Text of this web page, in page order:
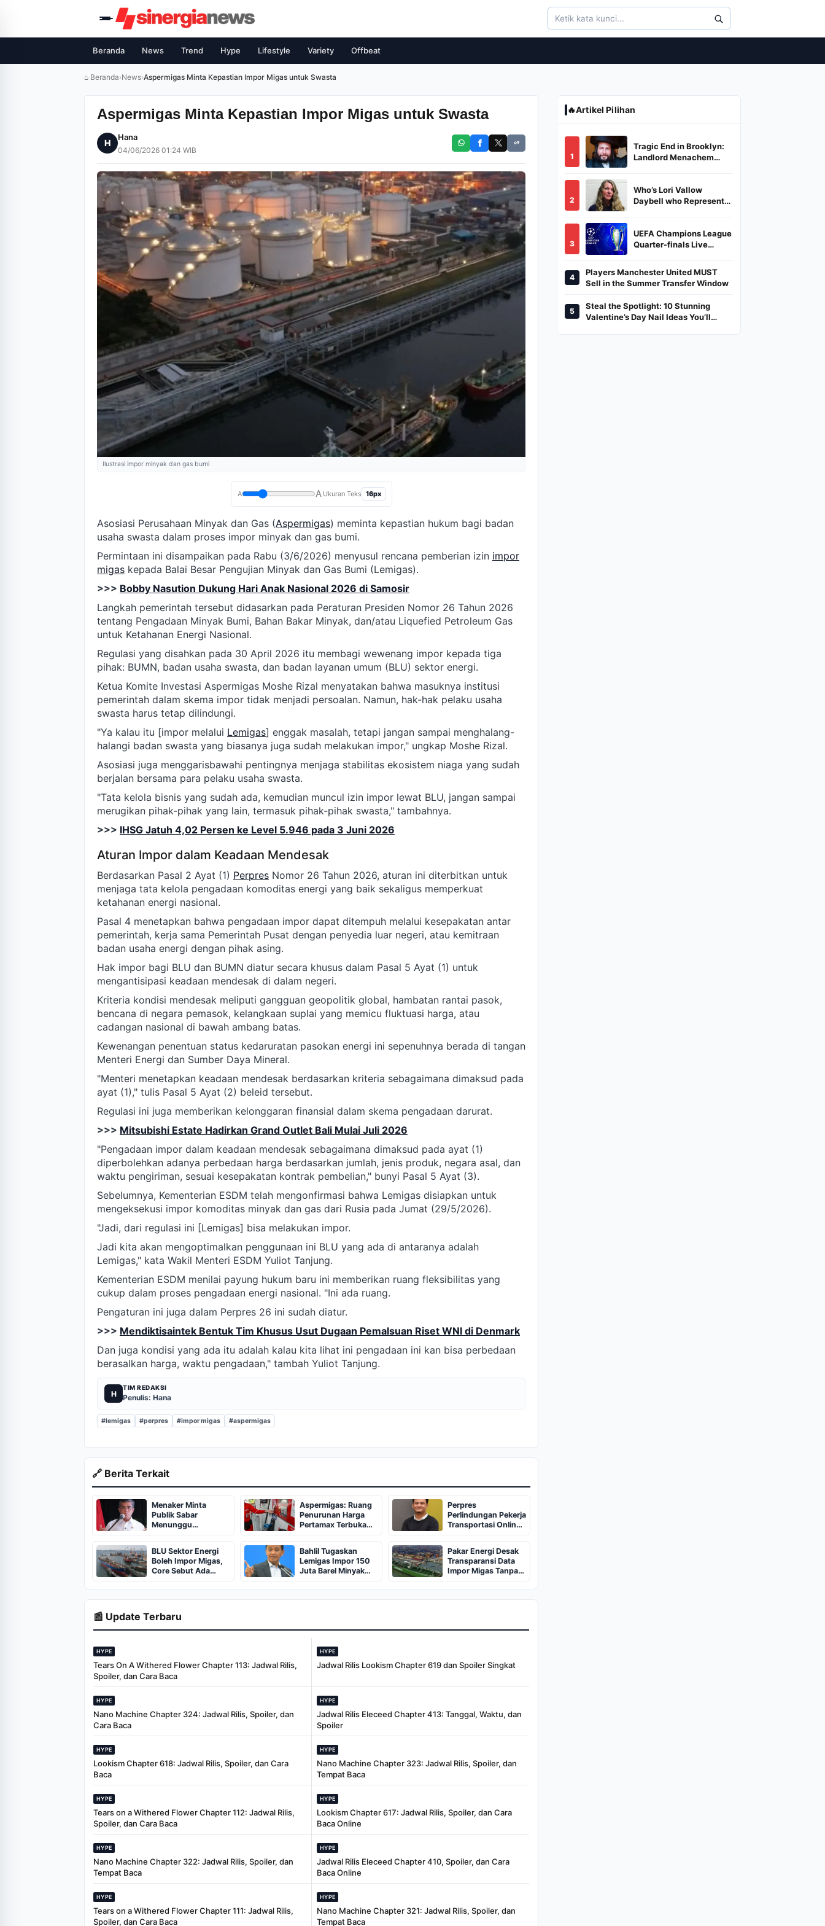
Beranda News Trend Hype Lifestyle Variety Offbeat
⌂ Beranda›News›Aspermigas Minta Kepastian Impor Migas untuk Swasta
Aspermigas Minta Kepastian Impor Migas untuk Swasta
H
Hana
04/06/2026 01:24 WIB
Ilustrasi impor minyak dan gas bumi
A A Ukuran Teks 16px
Asosiasi Perusahaan Minyak dan Gas (Aspermigas) meminta kepastian hukum bagi badan
usaha swasta dalam proses impor minyak dan gas bumi.
Permintaan ini disampaikan pada Rabu (3/6/2026) menyusul rencana pemberian izin impor
migas kepada Balai Besar Pengujian Minyak dan Gas Bumi (Lemigas).
>>> Bobby Nasution Dukung Hari Anak Nasional 2026 di Samosir
Langkah pemerintah tersebut didasarkan pada Peraturan Presiden Nomor 26 Tahun 2026
tentang Pengadaan Minyak Bumi, Bahan Bakar Minyak, dan/atau Liquefied Petroleum Gas
untuk Ketahanan Energi Nasional.
Regulasi yang disahkan pada 30 April 2026 itu membagi wewenang impor kepada tiga
pihak: BUMN, badan usaha swasta, dan badan layanan umum (BLU) sektor energi.
Ketua Komite Investasi Aspermigas Moshe Rizal menyatakan bahwa masuknya institusi
pemerintah dalam skema impor tidak menjadi persoalan. Namun, hak-hak pelaku usaha
swasta harus tetap dilindungi.
"Ya kalau itu [impor melalui Lemigas] enggak masalah, tetapi jangan sampai menghalang-
halangi badan swasta yang biasanya juga sudah melakukan impor," ungkap Moshe Rizal.
Asosiasi juga menggarisbawahi pentingnya menjaga stabilitas ekosistem niaga yang sudah
berjalan bersama para pelaku usaha swasta.
"Tata kelola bisnis yang sudah ada, kemudian muncul izin impor lewat BLU, jangan sampai
merugikan pihak-pihak yang lain, termasuk pihak-pihak swasta," tambahnya.
>>> IHSG Jatuh 4,02 Persen ke Level 5.946 pada 3 Juni 2026
Aturan Impor dalam Keadaan Mendesak
Berdasarkan Pasal 2 Ayat (1) Perpres Nomor 26 Tahun 2026, aturan ini diterbitkan untuk
menjaga tata kelola pengadaan komoditas energi yang baik sekaligus memperkuat
ketahanan energi nasional.
Pasal 4 menetapkan bahwa pengadaan impor dapat ditempuh melalui kesepakatan antar
pemerintah, kerja sama Pemerintah Pusat dengan penyedia luar negeri, atau kemitraan
badan usaha energi dengan pihak asing.
Hak impor bagi BLU dan BUMN diatur secara khusus dalam Pasal 5 Ayat (1) untuk
mengantisipasi keadaan mendesak di dalam negeri.
Kriteria kondisi mendesak meliputi gangguan geopolitik global, hambatan rantai pasok,
bencana di negara pemasok, kelangkaan suplai yang memicu fluktuasi harga, atau
cadangan nasional di bawah ambang batas.
Kewenangan penentuan status kedaruratan pasokan energi ini sepenuhnya berada di tangan
Menteri Energi dan Sumber Daya Mineral.
"Menteri menetapkan keadaan mendesak berdasarkan kriteria sebagaimana dimaksud pada
ayat (1)," tulis Pasal 5 Ayat (2) beleid tersebut.
Regulasi ini juga memberikan kelonggaran finansial dalam skema pengadaan darurat.
>>> Mitsubishi Estate Hadirkan Grand Outlet Bali Mulai Juli 2026
"Pengadaan impor dalam keadaan mendesak sebagaimana dimaksud pada ayat (1)
diperbolehkan adanya perbedaan harga berdasarkan jumlah, jenis produk, negara asal, dan
waktu pengiriman, sesuai kesepakatan kontrak pembelian," bunyi Pasal 5 Ayat (3).
Sebelumnya, Kementerian ESDM telah mengonfirmasi bahwa Lemigas disiapkan untuk
mengeksekusi impor komoditas minyak dan gas dari Rusia pada Jumat (29/5/2026).
"Jadi, dari regulasi ini [Lemigas] bisa melakukan impor.
Jadi kita akan mengoptimalkan penggunaan ini BLU yang ada di antaranya adalah
Lemigas," kata Wakil Menteri ESDM Yuliot Tanjung.
Kementerian ESDM menilai payung hukum baru ini memberikan ruang fleksibilitas yang
cukup dalam proses pengadaan energi nasional. "Ini ada ruang.
Pengaturan ini juga dalam Perpres 26 ini sudah diatur.
>>> Mendiktisaintek Bentuk Tim Khusus Usut Dugaan Pemalsuan Riset WNI di Denmark
Dan juga kondisi yang ada itu adalah kalau kita lihat ini pengadaan ini kan bisa perbedaan
berasalkan harga, waktu pengadaan," tambah Yuliot Tanjung.
H
TIM REDAKSI
Penulis: Hana
#lemigas #perpres #impor migas #aspermigas
🔗 Berita Terkait
Menaker Minta
Publik Sabar
Menunggu
Potongan Tarif Ojol
8%
Aspermigas: Ruang
Penurunan Harga
Pertamax Terbuka
Lebar
Perpres
Perlindungan Pekerja
Transportasi Online
Belum Bisa Diakses
Publik
BLU Sektor Energi
Boleh Impor Migas,
Core Sebut Ada
Risiko Tumpang
Tindih Kewenangan
Bahlil Tugaskan
Lemigas Impor 150
Juta Barel Minyak
dari Rusia
Pakar Energi Desak
Transparansi Data
Impor Migas Tanpa
Tender
📰 Update Terbaru
HYPE
Tears On A Withered Flower Chapter 113: Jadwal Rilis,
Spoiler, dan Cara Baca
HYPE
Jadwal Rilis Lookism Chapter 619 dan Spoiler Singkat
HYPE
Nano Machine Chapter 324: Jadwal Rilis, Spoiler, dan
Cara Baca
HYPE
Jadwal Rilis Eleceed Chapter 413: Tanggal, Waktu, dan
Spoiler
HYPE
Lookism Chapter 618: Jadwal Rilis, Spoiler, dan Cara
Baca
HYPE
Nano Machine Chapter 323: Jadwal Rilis, Spoiler, dan
Tempat Baca
HYPE
Tears on a Withered Flower Chapter 112: Jadwal Rilis,
Spoiler, dan Cara Baca
HYPE
Lookism Chapter 617: Jadwal Rilis, Spoiler, dan Cara
Baca Online
HYPE
Nano Machine Chapter 322: Jadwal Rilis, Spoiler, dan
Tempat Baca
HYPE
Jadwal Rilis Eleceed Chapter 410, Spoiler, dan Cara
Baca Online
HYPE
Tears on a Withered Flower Chapter 111: Jadwal Rilis,
Spoiler, dan Cara Baca
HYPE
Nano Machine Chapter 321: Jadwal Rilis, Spoiler, dan
Tempat Baca
🔥Artikel Pilihan
1
Tragic End in Brooklyn:
Landlord Menachem
Burned in a Dumpster
2
Who’s Lori Vallow
Daybell who Represents
3
UEFA Champions League
Quarter-finals Live
And Where To Watch
4
Players Manchester United MUST
Sell in the Summer Transfer Window
5
Steal the Spotlight: 10 Stunning
Valentine’s Day Nail Ideas You’ll